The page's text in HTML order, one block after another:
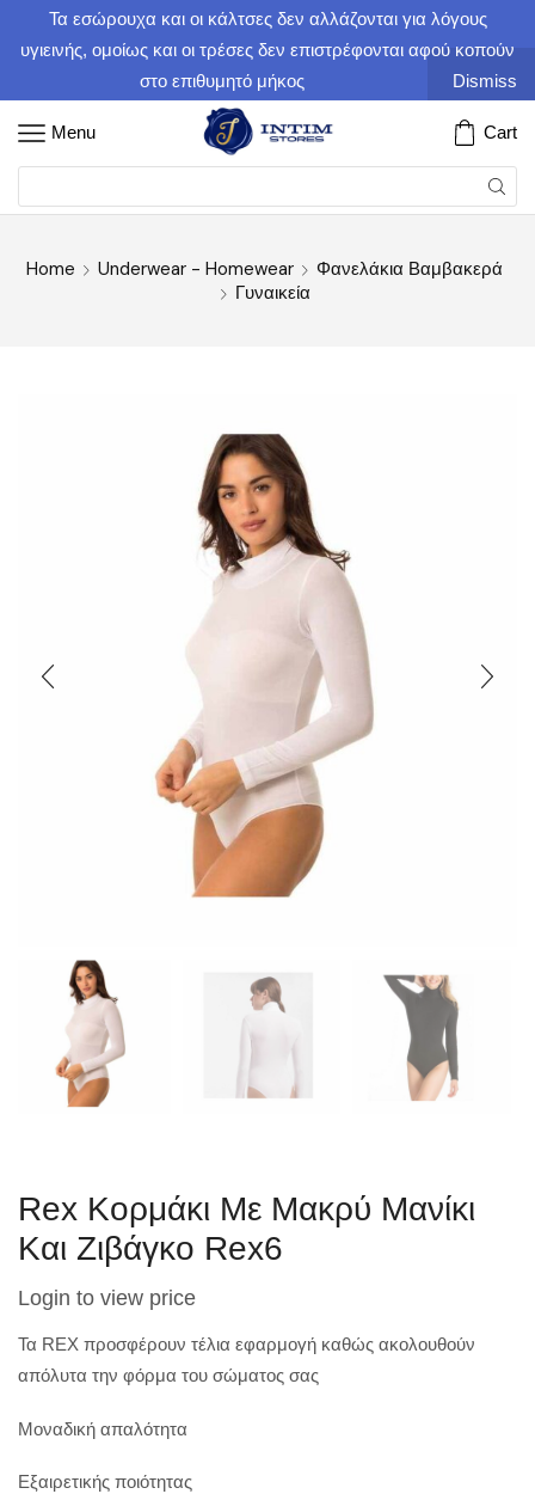
Τα εσώρουχα και οι κάλτσες δεν αλλάζονται για λόγους
υγιεινής, ομοίως και οι τρέσες δεν επιστρέφονται αφού κοπούν
στο επιθυμητό μήκος
Dismiss
Menu Cart
Home Underwear - Homewear
Φανελάκια Βαμβακερά
Γυναικεία
Rex Κορμάκι Με Μακρύ Μανίκι
Και Ζιβάγκο Rex6
Login to view price
Τα REX προσφέρουν τέλια εφαρμογή καθώς ακολουθούν
απόλυτα την φόρμα του σώματος σας
Μοναδική απαλότητα
Εξαιρετικής ποιότητας